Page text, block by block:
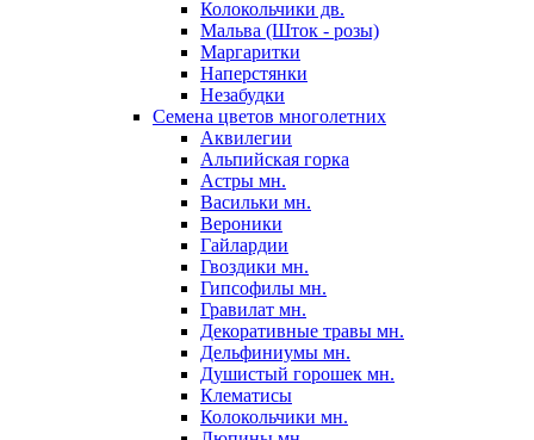
Колокольчики дв.
Мальва (Шток - розы)
Маргаритки
Наперстянки
Незабудки
Семена цветов многолетних
Аквилегии
Альпийская горка
Астры мн.
Васильки мн.
Вероники
Гайлардии
Гвоздики мн.
Гипсофилы мн.
Гравилат мн.
Декоративные травы мн.
Дельфиниумы мн.
Душистый горошек мн.
Клематисы
Колокольчики мн.